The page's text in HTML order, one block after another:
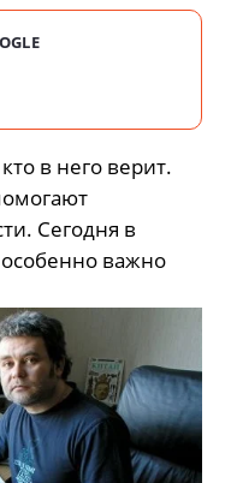
в него верит.
Сегодня в
важно